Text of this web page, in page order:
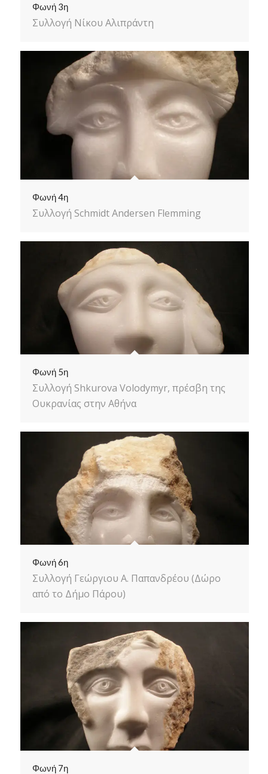
Φωνή 3η
Συλλογή Νίκου Αλιπράντη
Φωνή 4η
Συλλογή Schmidt Andersen Flemming
Φωνή 5η
Συλλογή Shkurova Volodymyr, πρέσβη της
Ουκρανίας στην Αθήνα
Φωνή 6η
Συλλογή Γεώργιου Α. Παπανδρέου (Δώρο
από το Δήμο Πάρου)
Φωνή 7η